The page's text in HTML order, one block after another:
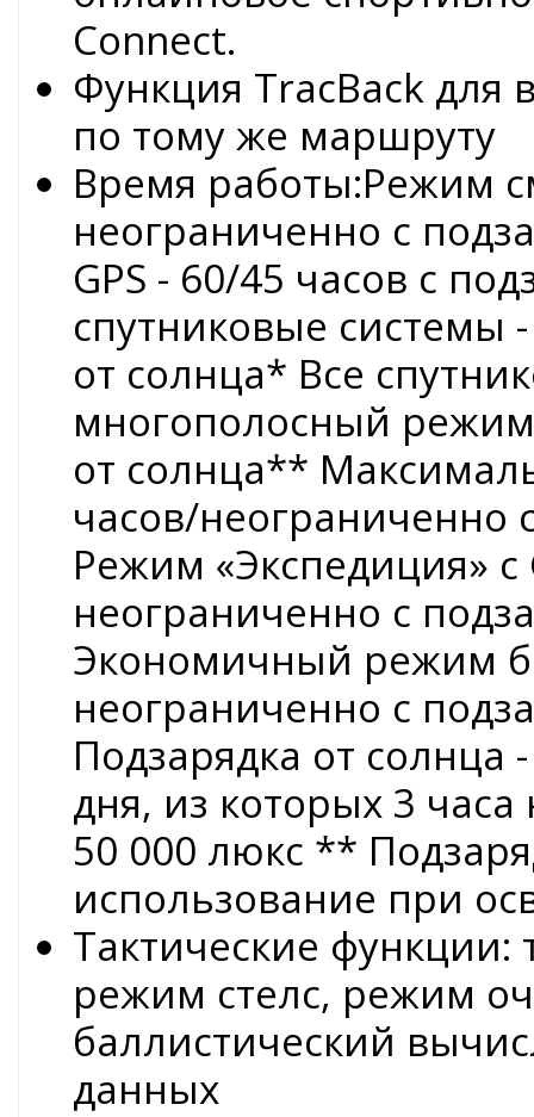
Connect.
Функция TracBack для
по тому же маршруту
Время работы:Режим
неограниченно с
GPS - 60/45 часов с
спутниковые системы
от солнца* Все
многополосный режим
от солнца**
часов/неограниченно
Режим «Экспедиция» с
неограниченно с
Экономичный режим
неограниченно с
Подзарядка от солнца
дня, из которых 3
50 000 люкс **
использование при
Тактические функции:
режим стелс, режим
баллистический
данных